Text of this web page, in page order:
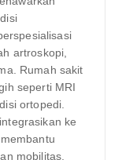
artroskopi,
Rumah sakit
seperti MRI
ortopedi.
ke
mobilitas.